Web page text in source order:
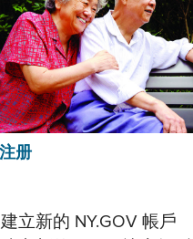
注册
建立新的 NY.GOV 帳戶